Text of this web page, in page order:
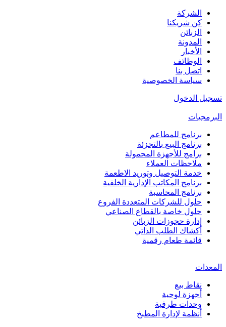
الشركة
كن شريكنا
الزبائن
المدونة
الأخبار
الوظائف
اتصل بنا
سياسة الخصوصية
تسجيل الدخول
البرمجيات
برنامج للمطاعم
برنامج البيع بالتجزئة
برامج للأجهزة المحمولة
ملاحظات العملاء
خدمة التوصيل وتوريد الاطعمة
برنامج المكاتب الإدارية الخلفية
برنامج المحاسبة
حلول للشركات المتعددة الفروع
حلول خاصة بالقطاع الصناعي
إدارة حجوزات الزبائن
أكشاك الطلب الذاتي
قائمة طعام رقمية
المعدات
نقاط بيع
أجهزة لوحية
وحدات طرفية
أنظمة لإدارة المطبخ